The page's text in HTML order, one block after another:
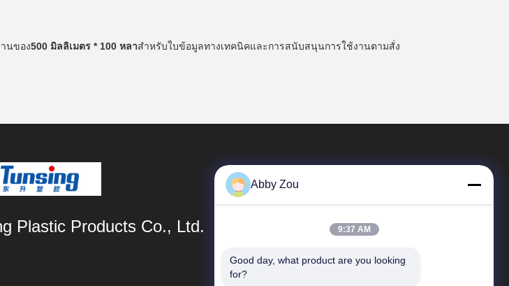
นของ500 มิลลิเมตร * 100 หลาสําหรับใบข้อมูลทางเทคนิคและการสนับสนุนการใช้งานตามสั่ง
Plastic Products Co., Ltd.
ลิงค์ด่วน
Abby Zou
9:37 AM
Good day, what product are you looking
for?